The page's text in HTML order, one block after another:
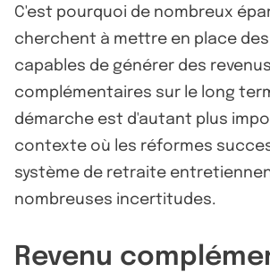
C'est pourquoi de nombreux
cherchent à mettre en place
capables de générer des revenus
complémentaires sur le long
démarche est d'autant plus
contexte où les réformes
système de retraite
nombreuses incertitudes.
Revenu